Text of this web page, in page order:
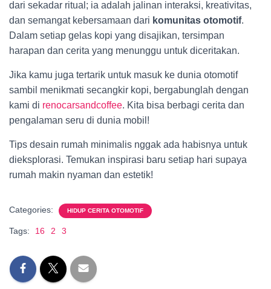
dari sekadar ritual; ia adalah jalinan interaksi, kreativitas,
dan semangat kebersamaan dari komunitas otomotif.
Dalam setiap gelas kopi yang disajikan, tersimpan
harapan dan cerita yang menunggu untuk diceritakan.
Jika kamu juga tertarik untuk masuk ke dunia otomotif
sambil menikmati secangkir kopi, bergabunglah dengan
kami di renocarsandcoffee. Kita bisa berbagi cerita dan
pengalaman seru di dunia mobil!
Tips desain rumah minimalis nggak ada habisnya untuk
dieksplorasi. Temukan inspirasi baru setiap hari supaya
rumah makin nyaman dan estetik!
Categories: HIDUP CERITA OTOMOTIF
Tags: 16 2 3